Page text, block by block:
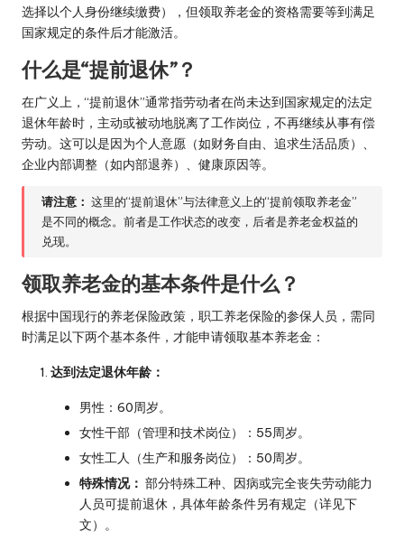
选择以个人身份继续缴费），但领取养老金的资格需要等到满足
国家规定的条件后才能激活。
什么是“提前退休”？
在广义上，“提前退休”通常指劳动者在尚未达到国家规定的法定
退休年龄时，主动或被动地脱离了工作岗位，不再继续从事有偿
劳动。这可以是因为个人意愿（如财务自由、追求生活品质）、
企业内部调整（如内部退养）、健康原因等。
请注意： 这里的“提前退休”与法律意义上的“提前领取养老金”
是不同的概念。前者是工作状态的改变，后者是养老金权益的
兑现。
领取养老金的基本条件是什么？
根据中国现行的养老保险政策，职工养老保险的参保人员，需同
时满足以下两个基本条件，才能申请领取基本养老金：
达到法定退休年龄：
男性：60周岁。
女性干部（管理和技术岗位）：55周岁。
女性工人（生产和服务岗位）：50周岁。
特殊情况： 部分特殊工种、因病或完全丧失劳动能力
人员可提前退休，具体年龄条件另有规定（详见下
文）。